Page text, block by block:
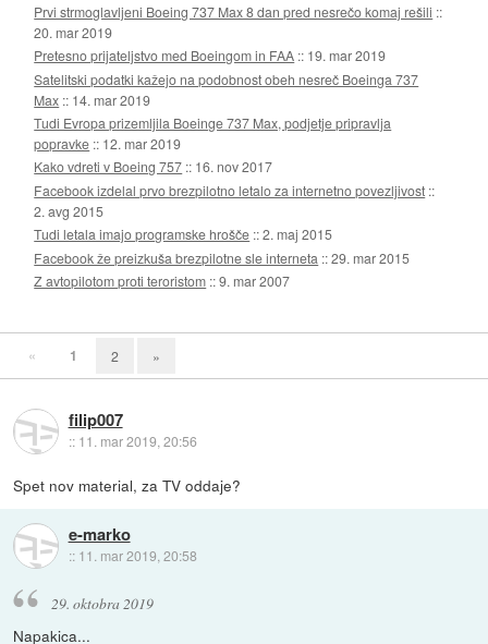
Prvi strmoglavljeni Boeing 737 Max 8 dan pred nesrečo komaj rešili ::
20. mar 2019
Pretesno prijateljstvo med Boeingom in FAA :: 19. mar 2019
Satelitski podatki kažejo na podobnost obeh nesreč Boeinga 737
Max :: 14. mar 2019
Tudi Evropa prizemljila Boeinge 737 Max, podjetje pripravlja
popravke :: 12. mar 2019
Kako vdreti v Boeing 757 :: 16. nov 2017
Facebook izdelal prvo brezpilotno letalo za internetno povezljivost ::
2. avg 2015
Tudi letala imajo programske hrošče ::2. maj 2015
Facebook že preizkuša brezpilotne sle interneta ::29. mar 2015
Z avtopilotom proti teroristom ::9. mar 2007
« 1 2 »
filip007
:: 11. mar 2019, 20:56
Spet nov material, za TV oddaje?
e-marko
:: 11. mar 2019, 20:58
29. oktobra 2019
Napakica...